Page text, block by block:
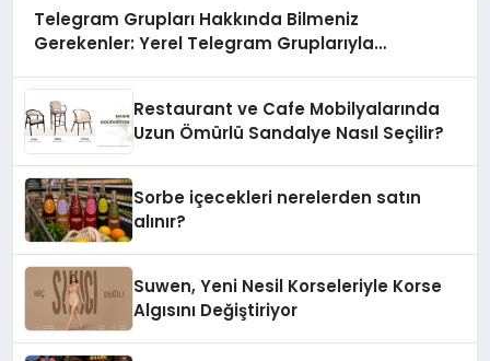
Telegram Grupları Hakkında Bilmeniz
Gerekenler: Yerel Telegram Gruplarıyla
Restaurant ve Cafe Mobilyalarında
Uzun Ömürlü Sandalye Nasıl Seçilir?
Sorbe içecekleri nerelerden satın
alınır?
Suwen, Yeni Nesil Korseleriyle Korse
Algısını Değiştiriyor